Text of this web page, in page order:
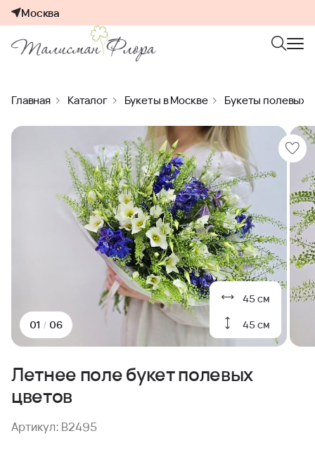
Москва
Главная Каталог Букеты в Москве Букеты полевых
45 см
45 см
01 / 06
Летнее поле букет полевых
цветов
Артикул: B2495